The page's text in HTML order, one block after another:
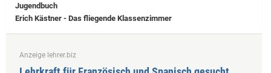
Jugendbuch
Erich Kästner - Das fliegende Klassenzimmer
Anzeige lehrer.biz